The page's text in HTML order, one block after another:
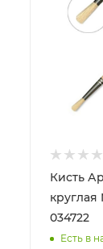
Кисть
034722
Есть в